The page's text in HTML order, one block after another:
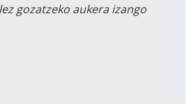
gozatzeko aukera izango